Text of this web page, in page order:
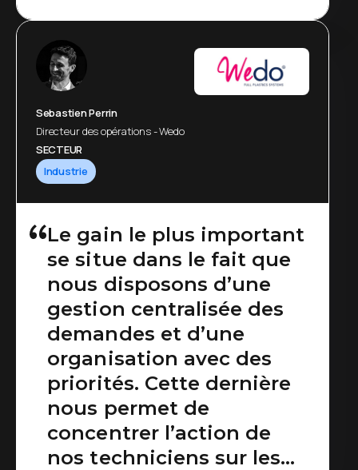
Sebastien Perrin
Directeur des opérations - Wedo
SECTEUR
Industrie
Le gain le plus important
se situe dans le fait que
nous disposons d’une
gestion centralisée des
demandes et d’une
organisation avec des
priorités. Cette dernière
nous permet de
concentrer l’action de
nos techniciens sur les